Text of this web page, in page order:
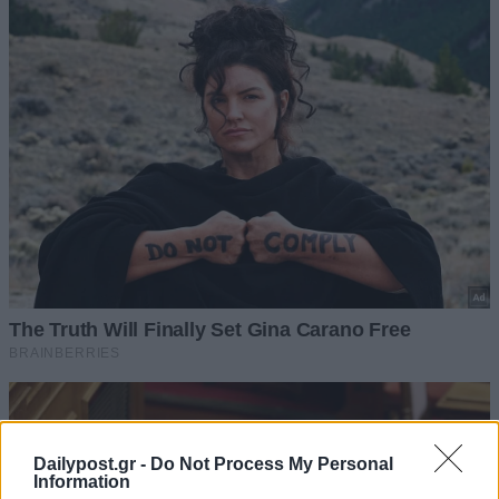
Dailypost.gr - Do Not Process My Personal
Information